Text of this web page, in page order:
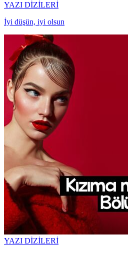
YAZI DİZİLERİ
İyi düşün, iyi olsun
YAZI DİZİLERİ